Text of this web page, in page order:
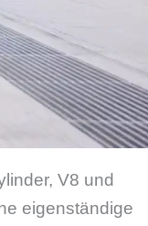
V8 und
eigenständige